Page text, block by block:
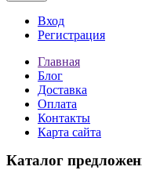
Вход
Регистрация
Главная
Блог
Доставка
Оплата
Контакты
Карта сайта
Каталог